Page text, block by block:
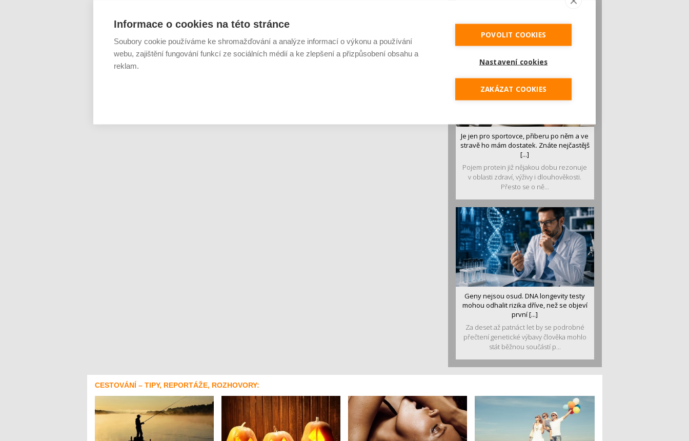
luštěniny jsou práv...
Je jen pro sportovce, přiberu po něm a ve
stravě ho mám dostatek. Znáte nejčastějš
[...]
Pojem protein již nějakou dobu rezonuje
v oblasti zdraví, výživy i dlouhověkosti.
Přesto se o ně...
Geny nejsou osud. DNA longevity testy
mohou odhalit rizika dříve, než se objeví
první [...]
Za deset až patnáct let by se podrobné
přečtení genetické výbavy člověka mohlo
stát běžnou součástí p...
CESTOVÁNÍ – TIPY, REPORTÁŽE, ROZHOVORY:
Informace o cookies na této stránce
Soubory cookie používáme ke shromažďování a analýze informací o výkonu a používání
webu, zajištění fungování funkcí ze sociálních médií a ke zlepšení a přizpůsobení obsahu a
reklam.
POVOLIT COOKIES
Nastavení cookies
ZAKÁZAT COOKIES